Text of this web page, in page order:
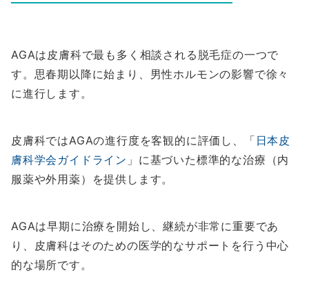
AGAは皮膚科で最も多く相談される脱毛症の一つで
す。思春期以降に始まり、男性ホルモンの影響で徐々
に進行します。
皮膚科ではAGAの進行度を客観的に評価し、「 日本皮
膚科学会ガイドライン 」に基づいた標準的な治療（内
服薬や外用薬）を提供します。
AGAは早期に治療を開始し、継続が非常に重要であ
り、皮膚科はそのための医学的なサポートを行う中心
的な場所です。